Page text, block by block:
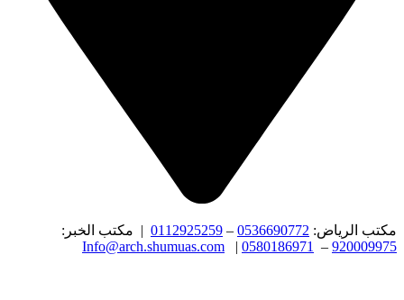
مكتب الرياض: 0536690772
–
0112925259 | مكتب الخبر:
920009975
–
0580186971
|
Info@arch.shumuas.com